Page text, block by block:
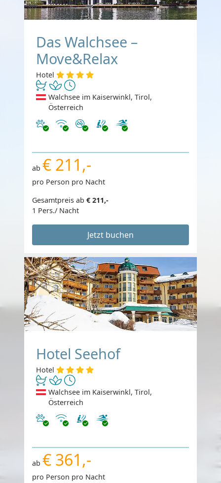
Das Walchsee –
Move&Relax
Hotel
Walchsee im Kaiserwinkl, Tirol,
Österreich
Haustiere erlaubt
InternetNichtraucher
ab € 211,-
pro Person pro Nacht
Gesamtpreis ab € 211,-
1 Pers./ Nacht
Jetzt buchen
Hotel Seehof
Hotel
Walchsee im Kaiserwinkl, Tirol,
Österreich
Haustiere erlaubt
Internet
ab € 361,-
pro Person pro Nacht